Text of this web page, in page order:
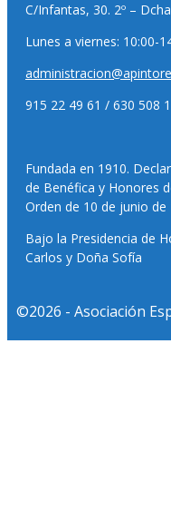
C/Infantas, 30. 2º –
Lunes a viernes: 10:00-
915 22 49 61 / 630 508
Fundada en 1910.
de Benéfica y Honores
Orden de 10 de junio de
Bajo la Presidencia de
Carlos y Doña Sofía
©2026 - Asociación